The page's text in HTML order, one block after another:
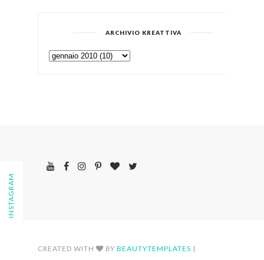
ARCHIVIO KREATTIVA
FOLLOW ON INSTAGRAM CREATED WITH BY BEAUTYTEMPLATES |